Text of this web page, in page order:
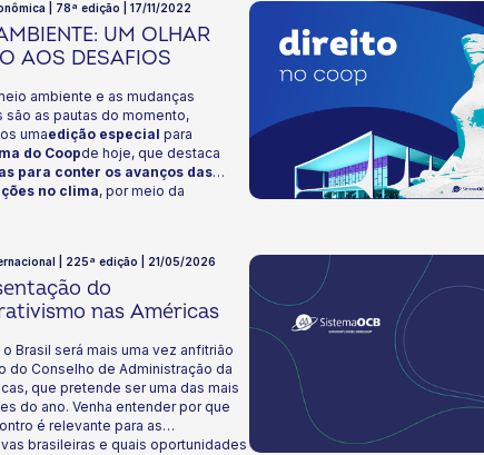
| 78ª edição | 17/11/2022
UM OLHAR
AOS DESAFIOS
ambiente e as mudanças
são as pautas do momento,
umaedição especial para
do Coopde hoje, que destaca
para conter os avanços das
no clima, por meio da
os pontos fortes e os desafios do
o cumprimento das metas do pacto
soluções sustentáveis
pelo coop.
| 225ª edição | 21/05/2026
do
nas Américas
o Brasil será mais uma vez anfitrião
do Conselho de Administração da
que pretende ser uma das mais
do ano. Venha entender por que
é relevante para as
brasileiras e quais oportunidades